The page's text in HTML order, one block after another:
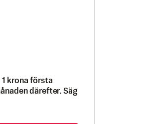
krona första
därefter. Säg